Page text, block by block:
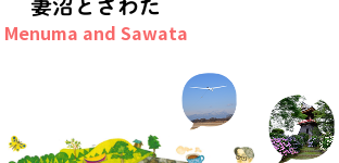
妻沼とさわた